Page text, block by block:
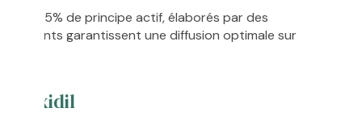
ou 5% de principe actif, élaborés par des
garantissent une diffusion optimale sur